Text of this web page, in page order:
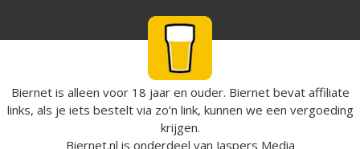
Biernet is alleen voor 18 jaar en ouder. Biernet bevat affiliate
links, als je iets bestelt via zo’n link, kunnen we een vergoeding
krijgen.
Biernet.nl is onderdeel van Jaspers Media